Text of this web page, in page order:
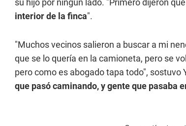
su hijo por ningún lado. "Primero dijeron
interior de la finca".
"Muchos vecinos salieron a buscar a mi
que se lo quería en la camioneta, pero se
pero como es abogado tapa todo",
que pasó caminando, y gente que pasaba